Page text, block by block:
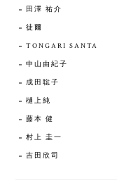
田澤 祐介
徒爾
TONGARI SANTA
中山由紀子
成田聡子
樋上純
藤本 健
村上 圭一
吉田欣司